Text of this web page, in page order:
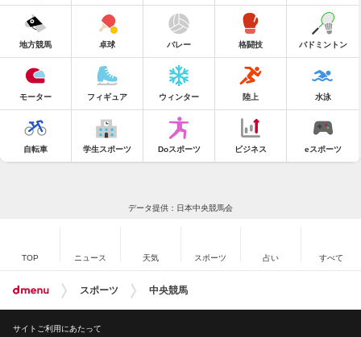
地方競馬 卓球 バレー 格闘技 バドミントン
モーター フィギュア ウィンター 陸上 水泳
自転車 学生スポーツ Doスポーツ ビジネス eスポーツ
データ提供：日本中央競馬会
TOP ニュース 天気 スポーツ 占い すべて
スポーツ 中央競馬
サイトご利用にあたって